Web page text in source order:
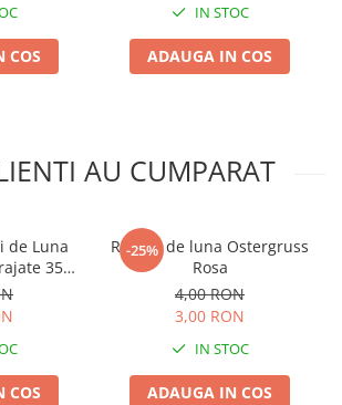
COS
IN STOC
ADAUGA IN COS
AU CUMPARAT
de Luna
350
Gigant
COS
-25%
Ridichi de luna Ostergruss
Rosa
4,00 RON
3,00 RON
IN STOC
ADAUGA IN COS